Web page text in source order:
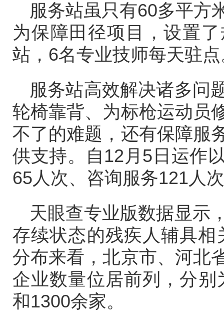
服务站虽只有60多平方
为保障田径项目，设置
站，6名专业技师每天驻
服务站高效解决诸多问
轮椅靠背、为标枪运动员
不了的难题，还有保障服
供支持。自12月5日运作
65人次、咨询服务121人
天眼查专业版数据显示
存续状态的残疾人辅具
分布来看，北京市、河北
企业数量位居前列，分
和1300余家。